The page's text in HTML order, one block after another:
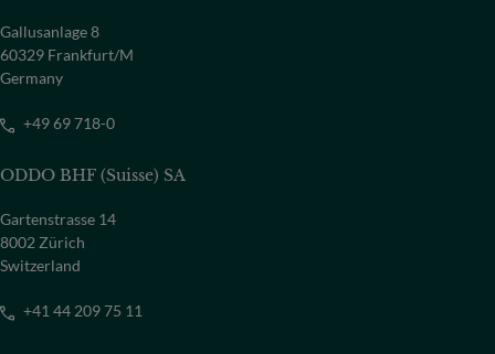
Gallusanlage 8
60329 Frankfurt/M
Germany
+49 69 718-0
ODDO BHF (Suisse) SA
Gartenstrasse 14
8002 Zürich
Switzerland
+41 44 209 75 11